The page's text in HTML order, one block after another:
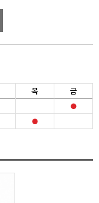
목
금